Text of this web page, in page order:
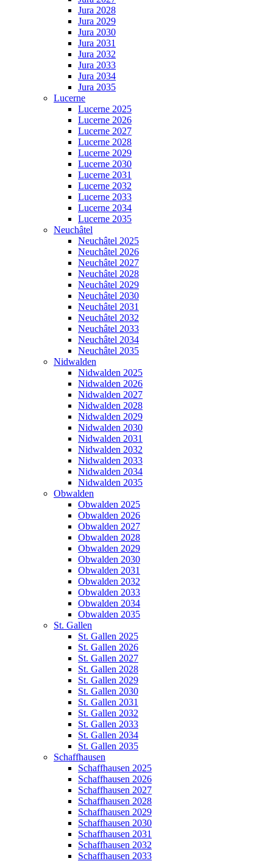
Jura 2028
Jura 2029
Jura 2030
Jura 2031
Jura 2032
Jura 2033
Jura 2034
Jura 2035
Lucerne
Lucerne 2025
Lucerne 2026
Lucerne 2027
Lucerne 2028
Lucerne 2029
Lucerne 2030
Lucerne 2031
Lucerne 2032
Lucerne 2033
Lucerne 2034
Lucerne 2035
Neuchâtel
Neuchâtel 2025
Neuchâtel 2026
Neuchâtel 2027
Neuchâtel 2028
Neuchâtel 2029
Neuchâtel 2030
Neuchâtel 2031
Neuchâtel 2032
Neuchâtel 2033
Neuchâtel 2034
Neuchâtel 2035
Nidwalden
Nidwalden 2025
Nidwalden 2026
Nidwalden 2027
Nidwalden 2028
Nidwalden 2029
Nidwalden 2030
Nidwalden 2031
Nidwalden 2032
Nidwalden 2033
Nidwalden 2034
Nidwalden 2035
Obwalden
Obwalden 2025
Obwalden 2026
Obwalden 2027
Obwalden 2028
Obwalden 2029
Obwalden 2030
Obwalden 2031
Obwalden 2032
Obwalden 2033
Obwalden 2034
Obwalden 2035
St. Gallen
St. Gallen 2025
St. Gallen 2026
St. Gallen 2027
St. Gallen 2028
St. Gallen 2029
St. Gallen 2030
St. Gallen 2031
St. Gallen 2032
St. Gallen 2033
St. Gallen 2034
St. Gallen 2035
Schaffhausen
Schaffhausen 2025
Schaffhausen 2026
Schaffhausen 2027
Schaffhausen 2028
Schaffhausen 2029
Schaffhausen 2030
Schaffhausen 2031
Schaffhausen 2032
Schaffhausen 2033